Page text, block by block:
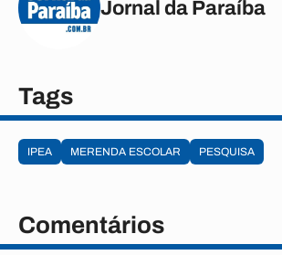
Jornal da Paraíba
Tags
IPEA MERENDA ESCOLAR PESQUISA
Comentários